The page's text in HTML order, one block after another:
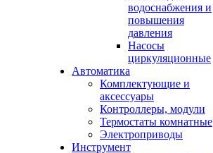
водоснабжения и
повышения
давления
Насосы
циркуляционные
Автоматика
Комплектующие и
аксессуары
Контроллеры, модули
Термостаты комнатные
Электроприводы
Инструмент